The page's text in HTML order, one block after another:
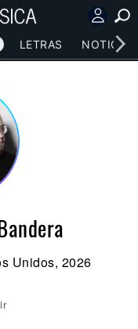
LETRAS NOTICIAS
Unidos, 2026